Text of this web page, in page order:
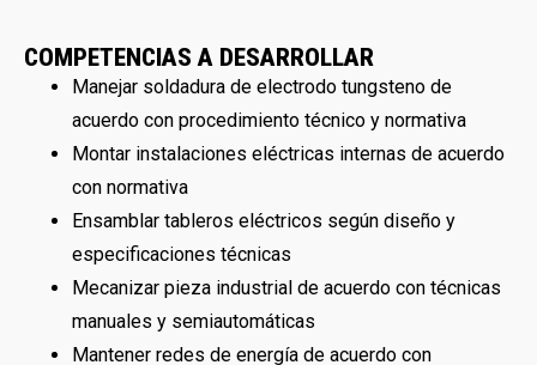
COMPETENCIAS A DESARROLLAR
Manejar soldadura de electrodo tungsteno de
acuerdo con procedimiento técnico y normativa
Montar instalaciones eléctricas internas de acuerdo
con normativa
Ensamblar tableros eléctricos según diseño y
especificaciones técnicas
Mecanizar pieza industrial de acuerdo con técnicas
manuales y semiautomáticas
Mantener redes de energía de acuerdo con